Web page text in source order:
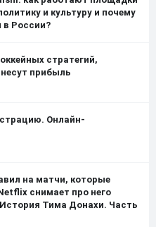
и культуру и почему
в России?
стратегий,
прибыль
Онлайн-
на матчи, которые
снимает про него
Тима Донахи. Часть